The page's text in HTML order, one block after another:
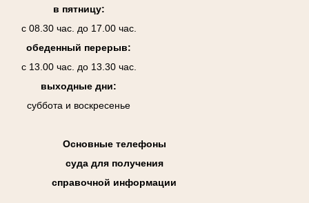
в пятницу:
с 08.30 час. до 17.00 час.
обеденный перерыв:
с 13.00 час. до 13.30 час.
выходные дни:
суббота и воскресенье
Основные телефоны
суда для получения
справочной информации